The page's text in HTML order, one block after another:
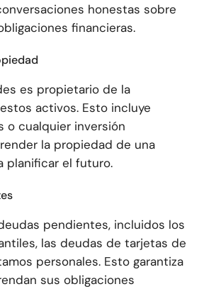
honestas sobre
financieras.
es propietario de la
activos. Esto incluye
o cualquier inversión
la propiedad de una
planificar el futuro.
pendientes, incluidos los
las deudas de tarjetas de
personales. Esto garantiza
sus obligaciones